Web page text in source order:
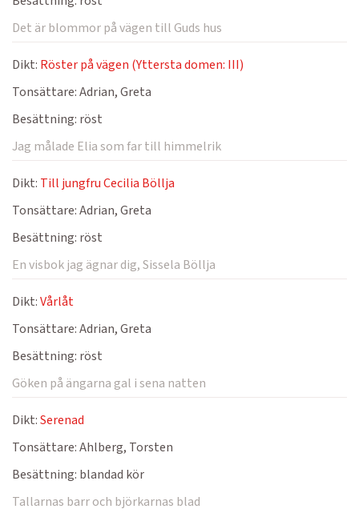
Det är blommor på vägen till Guds hus
Dikt: Röster på vägen (Yttersta domen: III)
Tonsättare:Adrian, Greta
Besättning: röst
Jag målade Elia som far till himmelrik
Dikt: Till jungfru Cecilia Böllja
Tonsättare:Adrian, Greta
Besättning: röst
En visbok jag ägnar dig, Sissela Böllja
Dikt:Vårlåt
Tonsättare:Adrian, Greta
Besättning: röst
Göken på ängarna gal i sena natten
Dikt:Serenad
Tonsättare:Ahlberg, Torsten
Besättning: blandad kör
Tallarnas barr och björkarnas blad